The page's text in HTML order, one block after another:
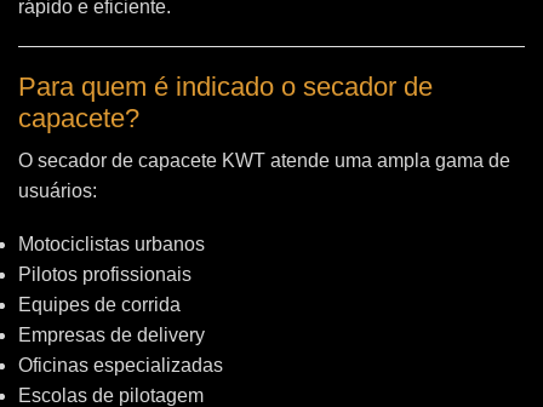
rápido e eficiente.
Para quem é indicado o secador de
capacete?
O secador de capacete KWT atende uma ampla gama de
usuários:
Motociclistas urbanos
Pilotos profissionais
Equipes de corrida
Empresas de delivery
Oficinas especializadas
Escolas de pilotagem